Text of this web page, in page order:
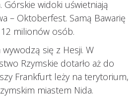
Górskie widoki uświetniają
– Oktoberfest. Samą Bawarię
milionów osób.
wywodzą się z Hesji. W
Rzymskie dotarło aż do
Frankfurt leży na terytorium,
miastem Nida.